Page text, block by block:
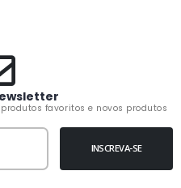
favoritos e novos produtos
INSCREVA-SE